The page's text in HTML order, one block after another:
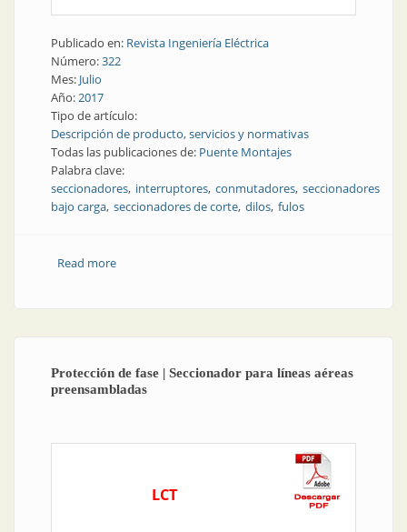
Publicado en: Revista Ingeniería Eléctrica
Número:322
Mes: Julio
Año:2017
Tipo de artículo:
Descripción de producto, servicios y normativas
Todas las publicaciones de: Puente Montajes
Palabra clave:
seccionadores interruptores conmutadores seccionadores
bajo carga seccionadores de corte dilos fulos
Read moreabout Aparatos de maniobra | Seccionadores de
Protección de fase | Seccionador para líneas aéreas
preensambladas
LCT